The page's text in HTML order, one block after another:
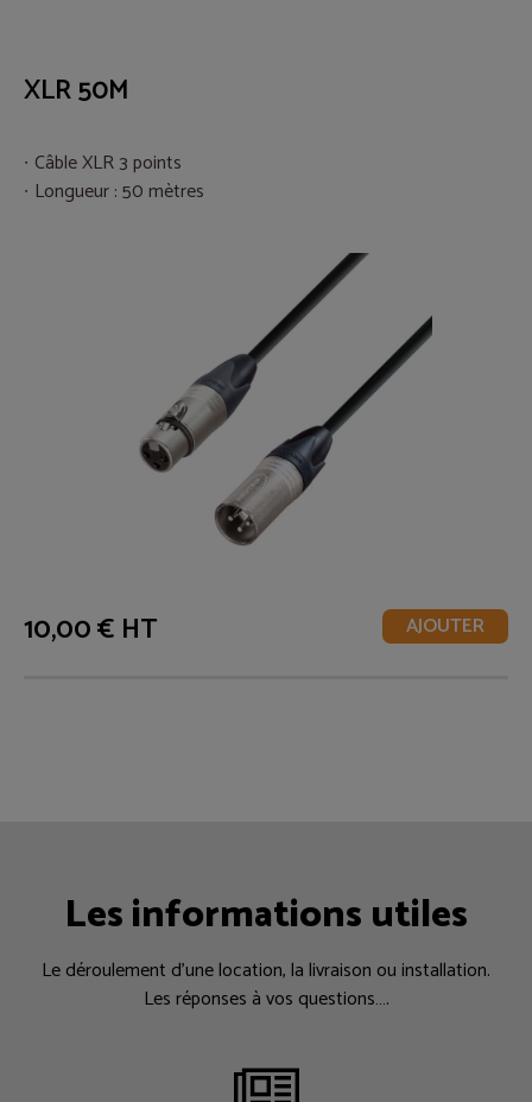
XLR 50M
Câble XLR 3 points
Longueur : 50 mètres
10,00 € HT AJOUTER
Les informations utiles
Le déroulement d’une location, la livraison ou installation.
Les réponses à vos questions….